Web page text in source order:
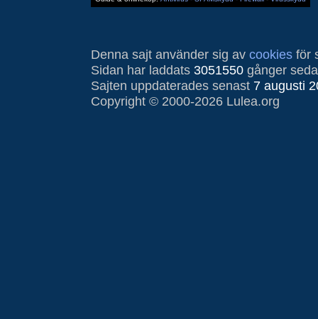
Denna sajt använder sig av cookies för
Sidan har laddats 3051550 gånger
Sajten uppdaterades senast 7 augusti
Copyright © 2000-2026 Lulea.org